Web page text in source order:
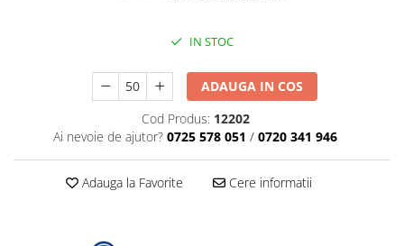
IN STOC
ADAUGA IN COS
Cod Produs: 12202
Ai nevoie de ajutor? 0725 578 051 / 0720 341 946
Adauga la Favorite Cere informatii